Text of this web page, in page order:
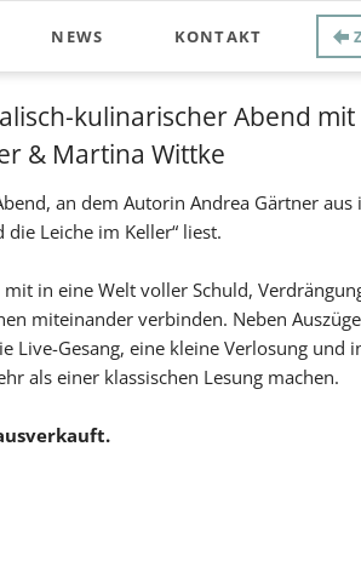
NEWS KONTAKT
kulinarischer Abend
& Martina Wittke
an dem Autorin Andrea Gärtner aus
die Leiche im Keller“ liest.
in eine Welt voller Schuld,
miteinander verbinden. Neben
Live-Gesang, eine kleine Verlosung und
als einer klassischen Lesung machen.